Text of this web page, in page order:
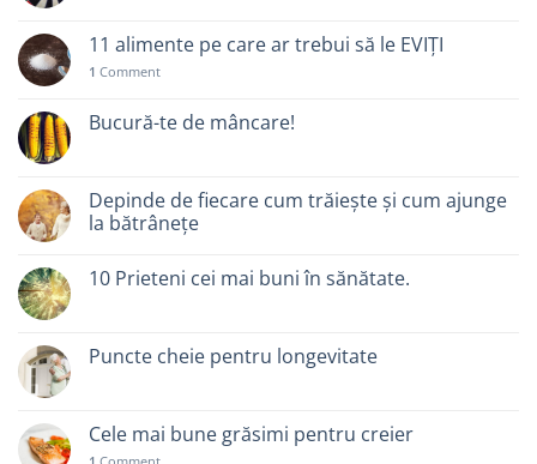
11 alimente pe care ar trebui să le EVIȚI
1 Comment
Bucură-te de mâncare!
Depinde de fiecare cum trăiește și cum ajunge
la bătrânețe
10 Prieteni cei mai buni în sănătate.
Puncte cheie pentru longevitate
Cele mai bune grăsimi pentru creier